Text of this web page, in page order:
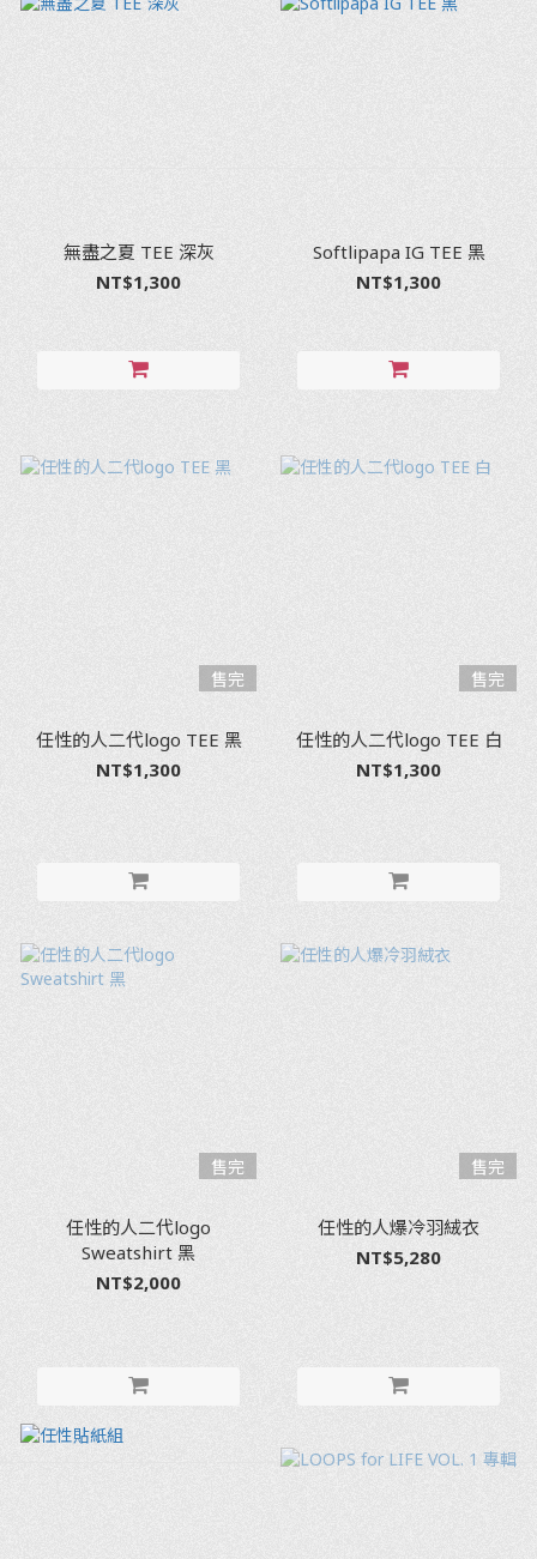
無盡之夏 TEE 深灰
NT$1,300
Softlipapa IG TEE 黑
NT$1,300
售完
任性的人二代logo TEE 黑
NT$1,300
售完
任性的人二代logo TEE 白
NT$1,300
售完
任性的人二代logo
Sweatshirt 黑
NT$2,000
售完
任性的人爆冷羽絨衣
NT$5,280